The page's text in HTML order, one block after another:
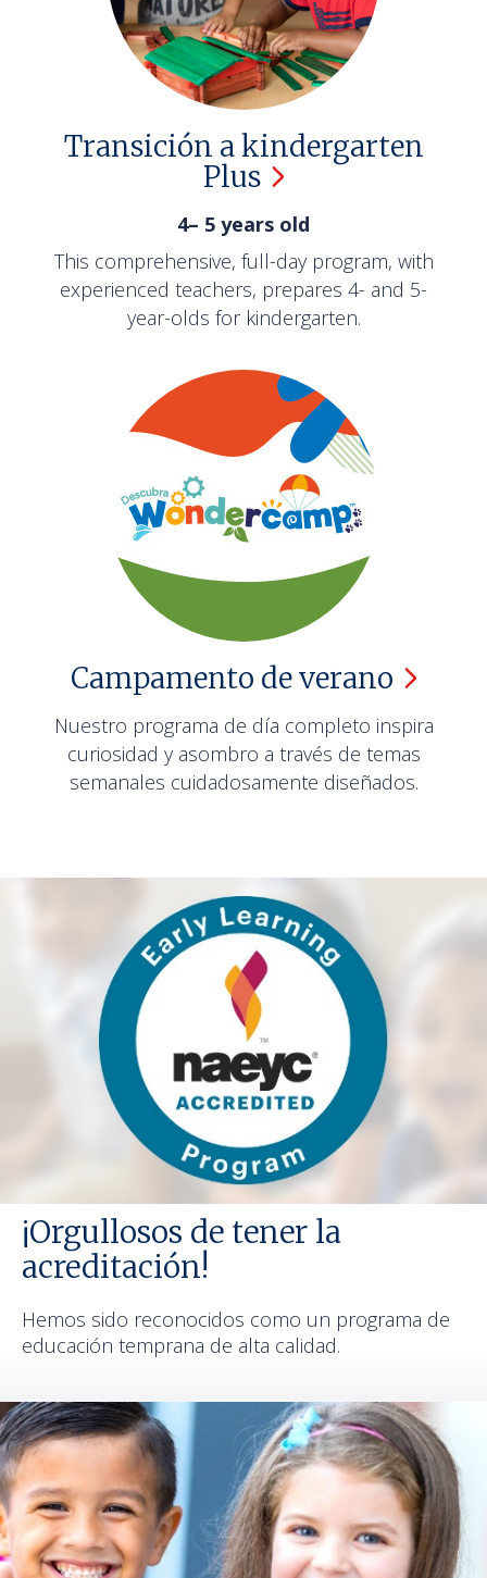
Transición a kindergarten
Plus
4– 5 years old
This comprehensive, full-day program, with
experienced teachers, prepares 4- and 5-
year-olds for kindergarten.
Campamento deverano
Nuestro programa de día completo inspira
curiosidad y asombro a través de temas
semanales cuidadosamente diseñados.
¡Orgullosos de tener la
acreditación!
Hemos sido reconocidos como un programa de
educación temprana de alta calidad.